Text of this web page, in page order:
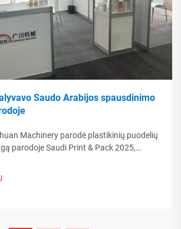
Saudo Arabijos spausdinimo
Machinery parodė plastikinių puodelių
parodoje Saudi Print & Pack 2025,